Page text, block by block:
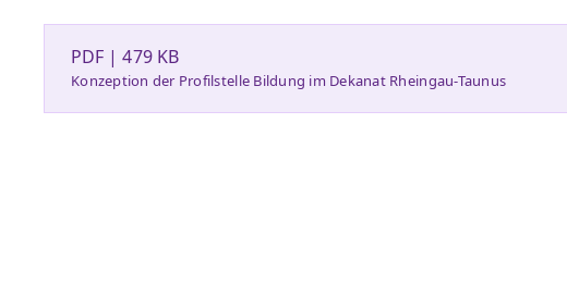
PDF | 479 KB
Konzeption der Profilstelle Bildung im Dekanat Rheingau-Taunus